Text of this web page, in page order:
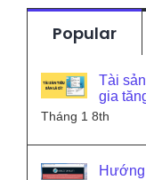
Popular
Tài
gia
Tháng 1 8th
Hướng